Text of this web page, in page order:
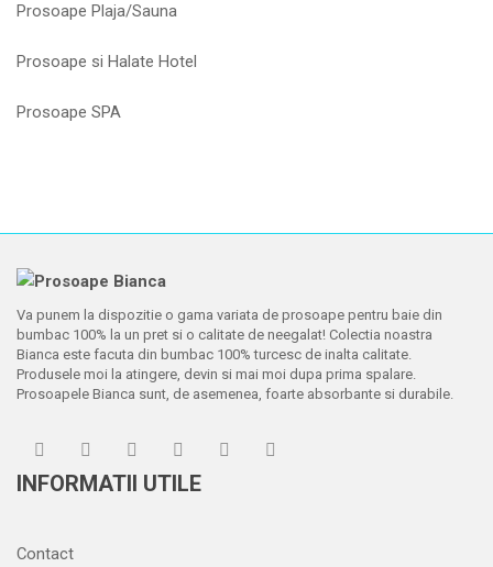
Prosoape Plaja/Sauna
Prosoape si Halate Hotel
Prosoape SPA
Va punem la dispozitie o gama variata de prosoape pentru baie din
bumbac 100% la un pret si o calitate de neegalat! Colectia noastra
Bianca este facuta din bumbac 100% turcesc de inalta calitate.
Produsele moi la atingere, devin si mai moi dupa prima spalare.
Prosoapele Bianca sunt, de asemenea, foarte absorbante si durabile.
INFORMATII UTILE
Contact